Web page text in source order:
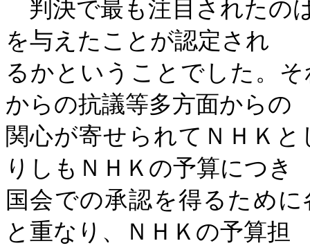
判決で最も注目されたの
を与えたことが認定され
るかということでした。
からの抗議等多方面からの
関心が寄せられてＮＨＫ
りしもＮＨＫの予算につき
国会での承認を得るため
と重なり、ＮＨＫの予算担